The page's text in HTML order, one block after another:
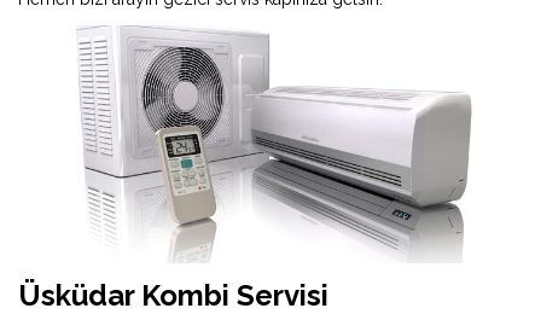
Üsküdar Kombi Servisi